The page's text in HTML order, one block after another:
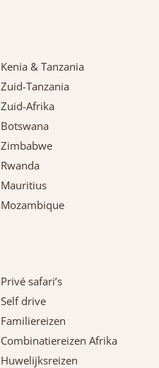
Kenia & Tanzania
Zuid-Tanzania
Zuid-Afrika
Botswana
Zimbabwe
Rwanda
Mauritius
Mozambique
Privé safari’s
Self drive
Familiereizen
Combinatiereizen Afrika
Huwelijksreizen